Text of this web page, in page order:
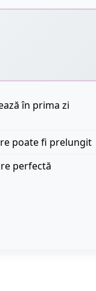
în prima zi
poate fi prelungit
perfectă